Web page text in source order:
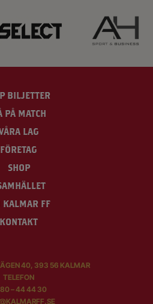
BILJETTER
PÅ MATCH
LAG
FÖRETAG
SHOP
KALMAR FF
KONTAKT
40, 393 56 KALMAR
TELEFON
– 44 44 30